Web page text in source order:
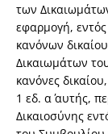
των
εφαρμογή,
κανόνων
Δικαιωμάτων
κανόνες
1 εδ. α΄ αυτής,
Δικαιοσύνης